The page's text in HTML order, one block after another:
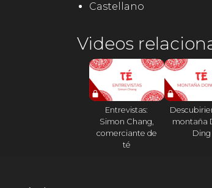
Castellano
Videos
Entrevistas:
Simon Chang,
comerciante de
té
montaña
Ding